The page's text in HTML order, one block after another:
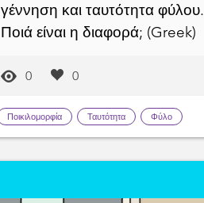
γέννηση και ταυτότητα φύλου.
Ποιά είναι η διαφορά; (Greek)
0 0
Ποικιλομορφία Ταυτότητα Φύλο